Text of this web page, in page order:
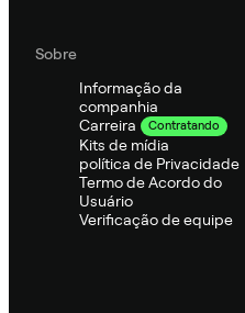
Sobre
Informação da
companhia
Carreira
Contratando
Kits de mídia
política de Privacidade
Termo de Acordo do
Usuário
Verificação de equipe